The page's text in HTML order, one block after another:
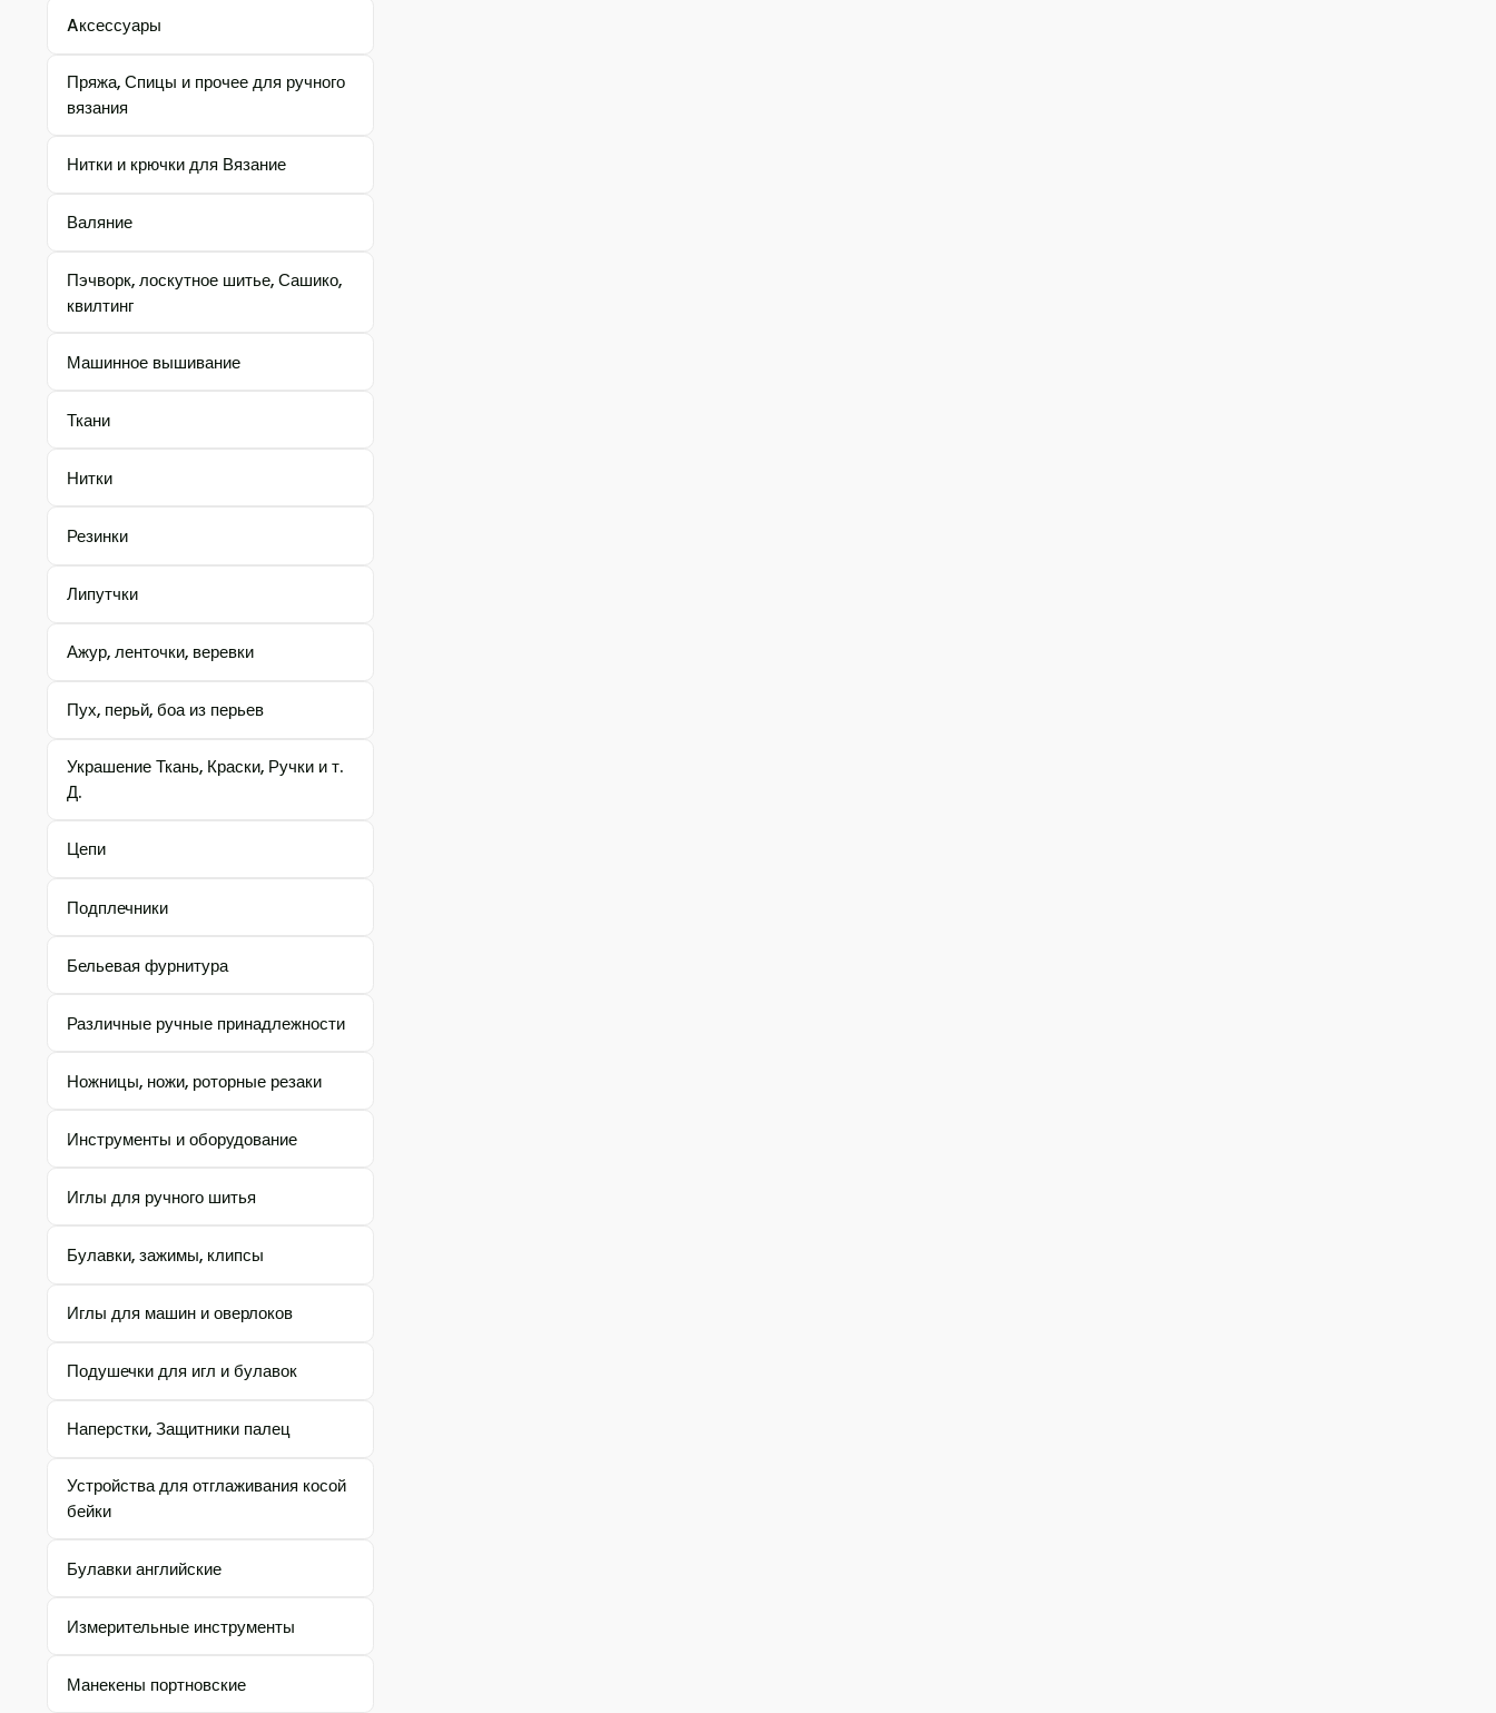
Aксессуары
Пряжа, Спицы и прочее для ручного
вязания
Нитки и крючки для Вязание
Валяние
Пэчворк, лоскутное шитье, Сашико,
квилтинг
Машинное вышивание
Ткани
Нитки
Резинки
Липутчки
Ажур, ленточки, веревки
Пух, перьй, боа из перьев
Украшение Ткань, Краски, Ручки и т.
Д.
Цепи
Подплечники
Бельевая фурнитура
Различные ручные принадлежности
Ножницы, ножи, роторные резаки
Инструменты и оборудование
Иглы для ручного шитья
Булавки, зажимы, клипсы
Иглы для машин и оверлоков
Подушечки для игл и булавок
Наперстки, Защитники палец
Устройства для отглаживания косой
бейки
Булавки английские
Измерительные инструменты
Манекены портновские